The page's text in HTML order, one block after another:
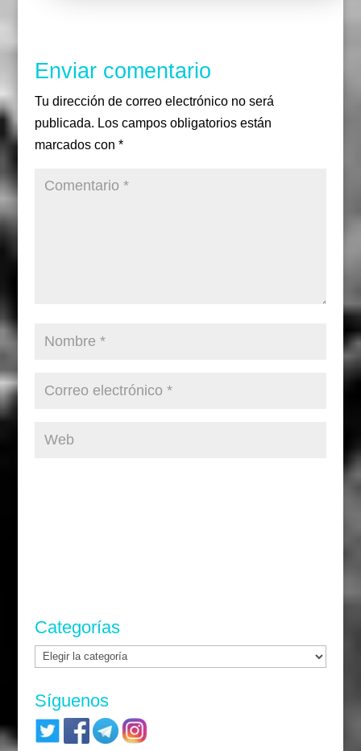
Enviar comentario
Tu dirección de correo electrónico no será
publicada. Los campos obligatorios están
marcados con *
Categorías
Categorías
Síguenos